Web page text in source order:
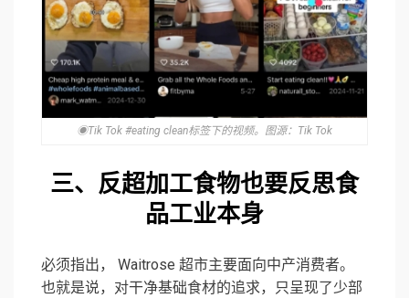
◉Tik Tok #eating clean标签下的视频。图源：Tik Tok
三、反超加工食物也要反思食
品工业本身
必须指出， Waitrose 超市主要面向中产消费者。
也就是说，对干净基础食材的追求，只呈现了少部